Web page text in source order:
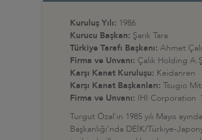
Kuruluş Yılı: 1986
Kurucu Başkan: Şarık Tara
Türkiye Tarafı Başkanı: Ahmet
Firma ve Unvanı: Çalık Holding
Karşı Kanat Kuruluşu: Keidanren
Karşı Kanat Başkanları: Tsugio
Firma ve Unvanı: IHI Corporation
Turgut Özal'ın 1985 yılı Mayıs
Başkanlığı'nda DEİK/Türkiye-